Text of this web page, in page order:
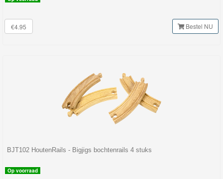
€4.95 Bestel NU
BJT102 HoutenRails - Bigjigs bochtenrails 4 stuks
Op voorraad